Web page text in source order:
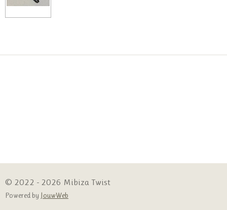
© 2022 - 2026 Mibiza Twist
Powered by JouwWeb